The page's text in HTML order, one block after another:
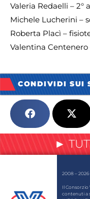
Valeria Redaelli – 2°
Michele Lucherini –
Roberta Placì –
Valentina
CONDIVIDI SUI
►
2008 –
Il
contenuti a